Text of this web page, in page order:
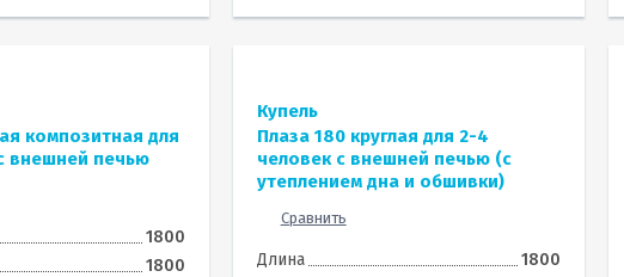
композитная для
внешней печью
1800
1800
Купель
Плаза 180 круглая для 2-4
человек с внешней печью (с
утеплением дна и обшивки)
Сравнить
Длина
1800